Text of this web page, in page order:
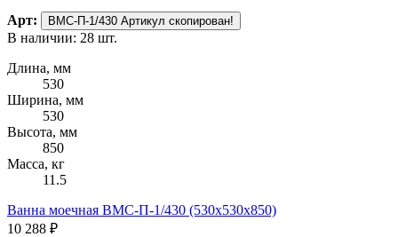
Арт: ВМС-П-1/430 Артикул скопирован!
В наличии: 28 шт.
Длина, мм
530
Ширина, мм
530
Высота, мм
850
Масса, кг
11.5
Ванна моечная ВМС-П-1/430 (530х530х850)
10 288 ₽